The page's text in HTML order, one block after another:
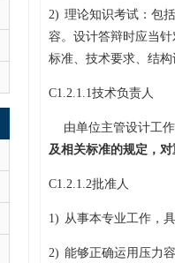
2) 理论知识考试：包
容。设计答辩时应当
标准、技术要求、结
C1.2.1.1技术负责人
由单位主管设计工
及相关标准的规定，对
C1.2.1.2批准人
1) 从事本专业工作，
2) 能够正确运用压力